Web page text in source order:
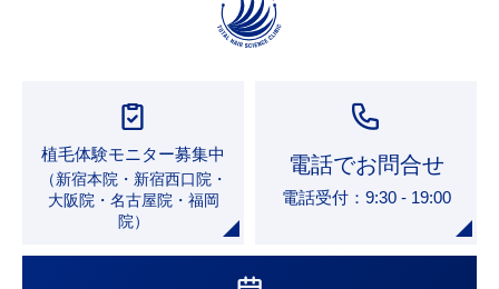
植毛体験モニター募集中
（新宿本院・新宿西口院・
大阪院・名古屋院・福岡
院）
電話でお問合せ
電話受付：9:30 - 19:00